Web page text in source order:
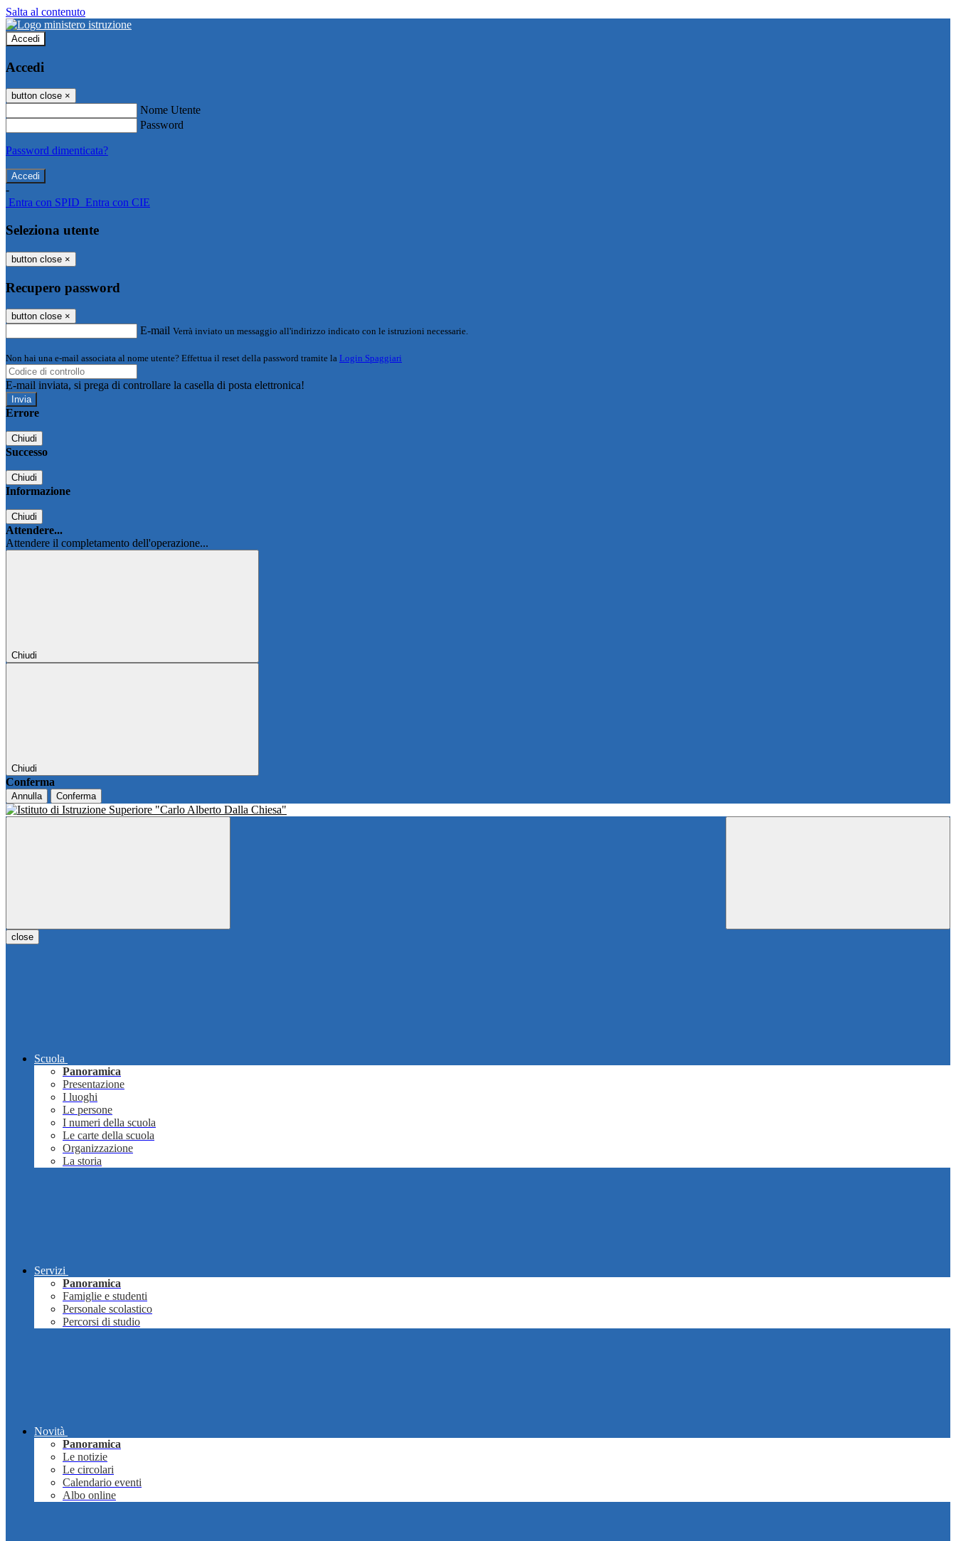
Salta al contenuto
Accedi
Accedi
button close ×
Nome Utente
Password
Password dimenticata?
-
Entra con SPID Entra con CIE
Seleziona utente
button close ×
Recupero password
button close ×
E-mail Verrà inviato un messaggio all'indirizzo indicato con le istruzioni necessarie.
Non hai una e-mail associata al nome utente? Effettua il reset della password tramite la Login Spaggiari
E-mail inviata, si prega di controllare la casella di posta elettronica!
Errore
Chiudi
Successo
Chiudi
Informazione
Chiudi
Attendere...
Attendere il completamento dell'operazione...
Chiudi
Chiudi
Conferma
Annulla Conferma
close
Scuola
Panoramica
Presentazione
I luoghi
Le persone
I numeri della scuola
Le carte della scuola
Organizzazione
La storia
Servizi
Panoramica
Famiglie e studenti
Personale scolastico
Percorsi di studio
Novità
Panoramica
Le notizie
Le circolari
Calendario eventi
Albo online